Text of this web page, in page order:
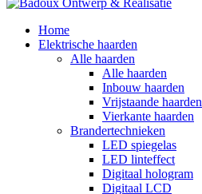
Home
Elektrische haarden
Alle haarden
Alle haarden
Inbouw haarden
Vrijstaande haarden
Vierkante haarden
Brandertechnieken
LED spiegelas
LED linteffect
Digitaal hologram
Digitaal LCD